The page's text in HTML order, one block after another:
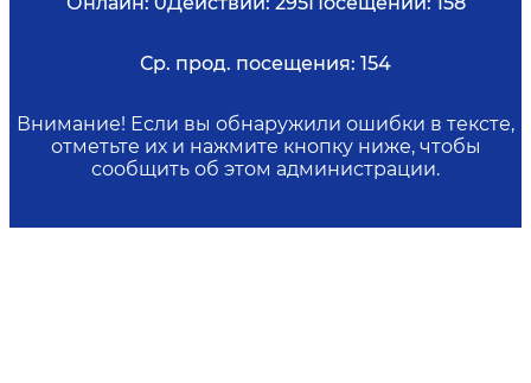
Ср. прод. посещения: 154
Внимание! Если вы обнаружили ошибки в тексте,
отметьте их и нажмите кнопку ниже, чтобы
сообщить об этом администрации.